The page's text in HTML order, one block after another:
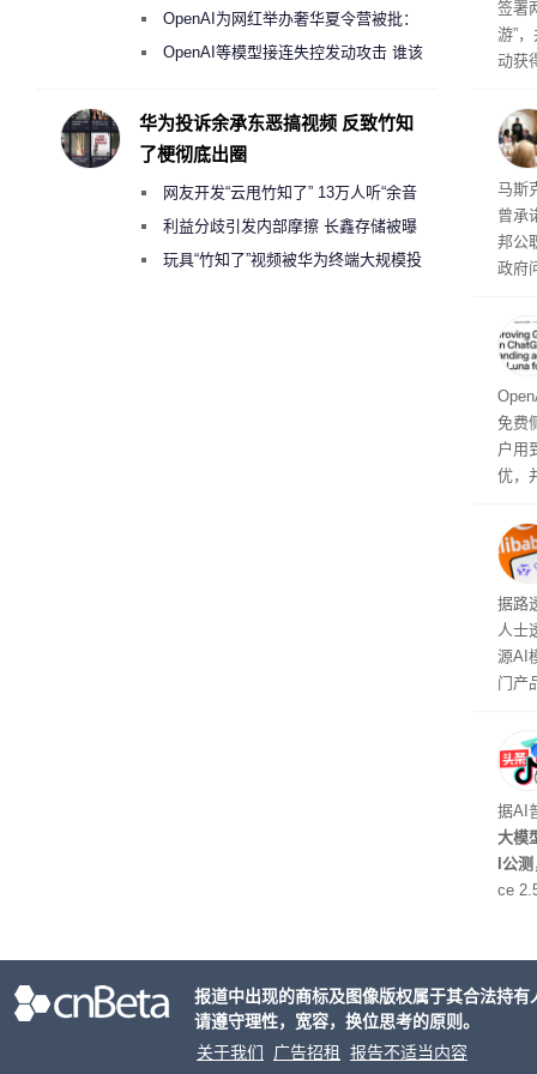
签署
游”
动获
育
行动
果
马斯
曾承
邦公
政府
称
也无
免费
户用
优，
本
钮用
型
据路
人士
源AI
门产
据AI
大模
I公
ce
《人工智能法案》全新执法权限审查
OpenAI为网红举办奢华夏令营被批：
2000美元一晚 遭讽“反乌托邦”
OpenAI等模型接连失控发动攻击 谁该
华为投诉余承东恶搞视频 反致竹知
了梗彻底出圈
网友开发“云甩竹知了” 13万人听“余音
绕梁”利益分歧引发内部摩擦 长鑫存储被曝
曾将华为驻场工程师驱逐出研发基地
玩具“竹知了”视频被华为终端大规模投
报道中出现的商标及图像版权属于其合法持
请遵守理性，宽容，换位思考的原则。
关于我们
广告招租
报告不适当内容